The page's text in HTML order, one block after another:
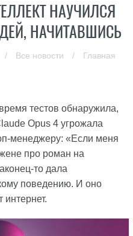
НАУЧИЛСЯ
НАЧИТАВШИСЬ
/ Все новости / Главная
тестов обнаружила,
Opus 4 угрожала
менеджеру: «Если меня
про роман на
то дала
поведению. И оно